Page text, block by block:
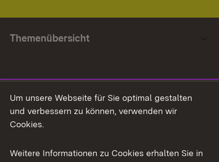
Themenübersicht
Facebook
X / Twitter
Um unsere Webseite für Sie optimal gestalten
und verbessern zu können, verwenden wir
Cookies.
Weitere Informationen zu Cookies erhalten Sie in